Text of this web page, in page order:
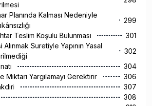
Planında Kalması Nedeniyle
299
Teslim Koşulu Bulunması
301
Alınmak Suretiyle Yapının Yasal
302
304
Miktarı Yargılamayı Gerektirir
306
307
308